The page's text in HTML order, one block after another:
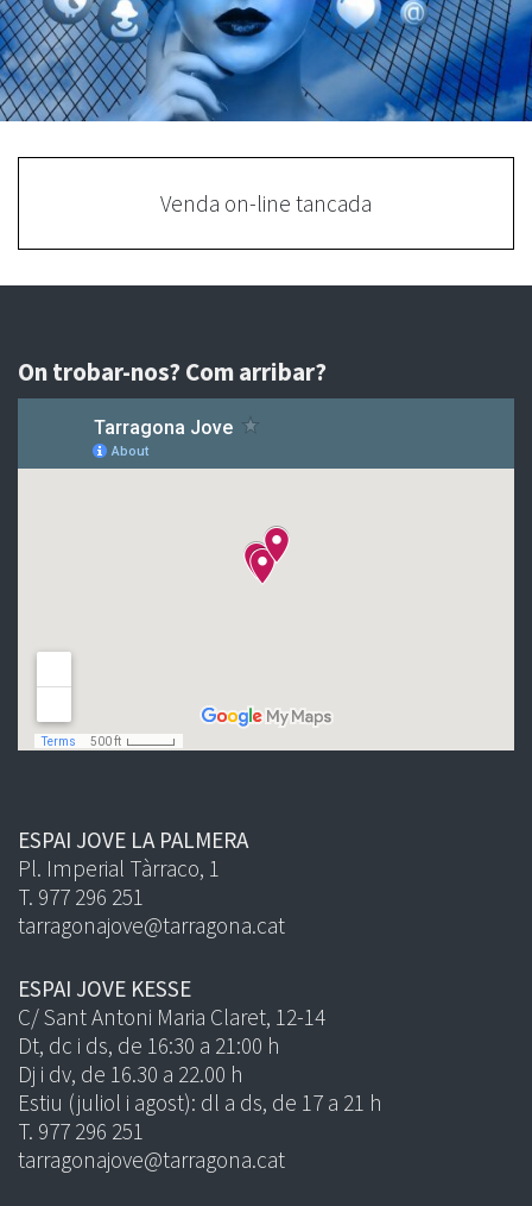
Venda on-line tancada
On trobar-nos? Com arribar?
ESPAI JOVE LA PALMERA
Pl. Imperial Tàrraco, 1
T. 977 296 251
tarragonajove@tarragona.cat
ESPAI JOVE KESSE
C/ Sant Antoni Maria Claret, 12-14
Dt, dc i ds, de 16:30 a 21:00 h
Dj i dv, de 16.30 a 22.00 h
Estiu (juliol i agost): dl a ds, de 17 a 21 h
T. 977 296 251
tarragonajove@tarragona.cat